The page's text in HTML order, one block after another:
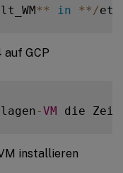
** in ** /etc
GCP
-VM die
installieren